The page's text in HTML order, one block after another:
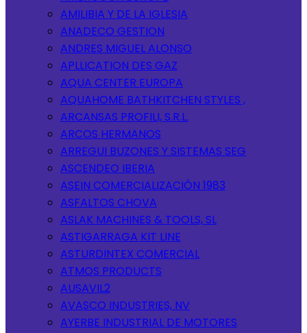
AMILIBIA Y DE LA IGLESIA
ANADECO GESTION
ANDRES MIGUEL ALONSO
APLLICATION DES GAZ
AQUA CENTER EUROPA
AQUAHOME BATHKITCHEN STYLES ,
ARCANSAS PROFILI, S.R.L.
ARCOS HERMANOS
ARREGUI BUZONES Y SISTEMAS SEG
ASCENDEO IBERIA
ASEIN COMERCIALIZACIÓN 1983
ASFALTOS CHOVA
ASLAK MACHINES & TOOLS, SL
ASTIGARRAGA KIT LINE
ASTURDINTEX COMERCIAL
ATMOS PRODUCTS
AUSAVIL2
AVASCO INDUSTRIES, NV
AYERBE INDUSTRIAL DE MOTORES